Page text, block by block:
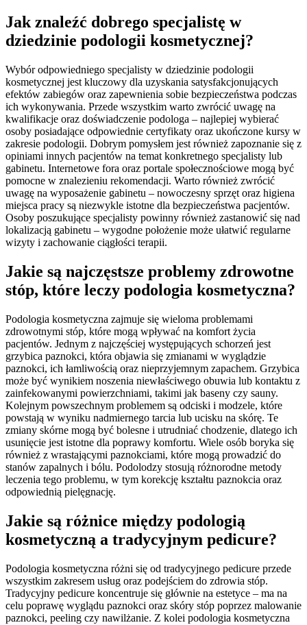
Jak znaleźć dobrego specjalistę w
dziedzinie podologii kosmetycznej?
Wybór odpowiedniego specjalisty w dziedzinie podologii
kosmetycznej jest kluczowy dla uzyskania satysfakcjonujących
efektów zabiegów oraz zapewnienia sobie bezpieczeństwa podczas
ich wykonywania. Przede wszystkim warto zwrócić uwagę na
kwalifikacje oraz doświadczenie podologa – najlepiej wybierać
osoby posiadające odpowiednie certyfikaty oraz ukończone kursy w
zakresie podologii. Dobrym pomysłem jest również zapoznanie się z
opiniami innych pacjentów na temat konkretnego specjalisty lub
gabinetu. Internetowe fora oraz portale społecznościowe mogą być
pomocne w znalezieniu rekomendacji. Warto również zwrócić
uwagę na wyposażenie gabinetu – nowoczesny sprzęt oraz higiena
miejsca pracy są niezwykle istotne dla bezpieczeństwa pacjentów.
Osoby poszukujące specjalisty powinny również zastanowić się nad
lokalizacją gabinetu – wygodne położenie może ułatwić regularne
wizyty i zachowanie ciągłości terapii.
Jakie są najczęstsze problemy zdrowotne
stóp, które leczy podologia kosmetyczna?
Podologia kosmetyczna zajmuje się wieloma problemami
zdrowotnymi stóp, które mogą wpływać na komfort życia
pacjentów. Jednym z najczęściej występujących schorzeń jest
grzybica paznokci, która objawia się zmianami w wyglądzie
paznokci, ich łamliwością oraz nieprzyjemnym zapachem. Grzybica
może być wynikiem noszenia niewłaściwego obuwia lub kontaktu z
zainfekowanymi powierzchniami, takimi jak baseny czy sauny.
Kolejnym powszechnym problemem są odciski i modzele, które
powstają w wyniku nadmiernego tarcia lub ucisku na skórę. Te
zmiany skórne mogą być bolesne i utrudniać chodzenie, dlatego ich
usunięcie jest istotne dla poprawy komfortu. Wiele osób boryka się
również z wrastającymi paznokciami, które mogą prowadzić do
stanów zapalnych i bólu. Podolodzy stosują różnorodne metody
leczenia tego problemu, w tym korekcję kształtu paznokcia oraz
odpowiednią pielęgnację.
Jakie są różnice między podologią
kosmetyczną a tradycyjnym pedicure?
Podologia kosmetyczna różni się od tradycyjnego pedicure przede
wszystkim zakresem usług oraz podejściem do zdrowia stóp.
Tradycyjny pedicure koncentruje się głównie na estetyce – ma na
celu poprawę wyglądu paznokci oraz skóry stóp poprzez malowanie
paznokci, peeling czy nawilżanie. Z kolei podologia kosmetyczna